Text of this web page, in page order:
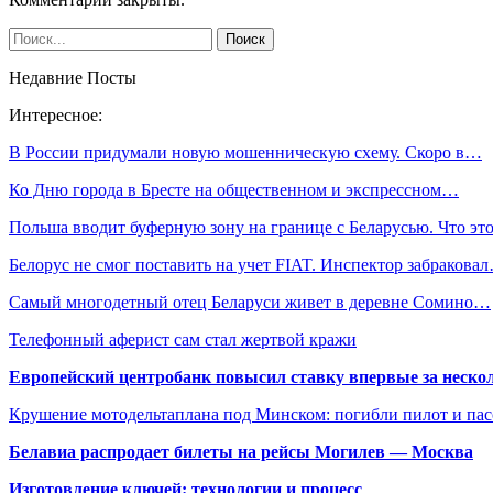
Недавние Посты
Интересное:
В России придумали новую мошенническую схему. Скоро в…
Ко Дню города в Бресте на общественном и экспрессном…
Польша вводит буферную зону на границе с Беларусью. Что
Белорус не смог поставить на учет FIAT. Инспектор
Самый многодетный отец Беларуси живет в деревне Сомино…
Телефонный аферист сам стал жертвой кражи
Европейский центробанк повысил ставку впервые за
Крушение мотодельтаплана под Минском: погибли пилот и
Белавиа распродает билеты на рейсы Могилев — Москва
Изготовление ключей: технологии и процесс